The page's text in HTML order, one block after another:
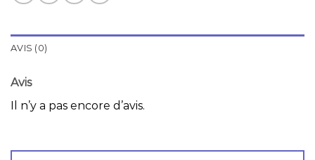
AVIS (0)
Avis
Il n’y a pas encore d’avis.